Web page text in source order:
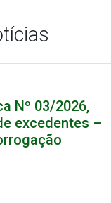
Nº 03/2026,
excedentes –